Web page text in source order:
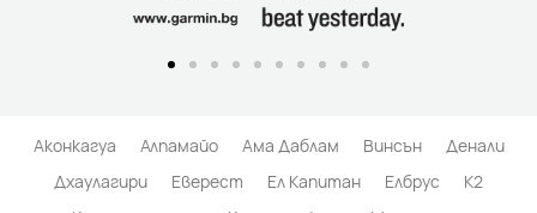
Аконкагуа Алпамайо Ама Даблам Винсън
Денали
Дхаулагири
Еверест Ел Капитан Елбрус
К2